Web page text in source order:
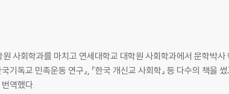
사회학과를 마치고 연세대학교 대학원 사회학과에서 문학박
기독교 민족운동 연구』, 『한국 개신교 사회학』 등 다수의 책을 썼
번역했다.